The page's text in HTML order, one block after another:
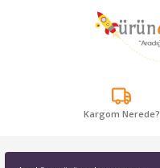
Kargom Nerede?